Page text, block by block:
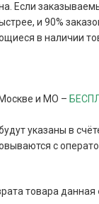
Если
и 90%
в наличии
и МО –
указаны в
с
товара данная